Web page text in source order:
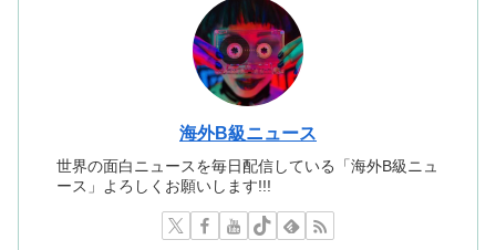
海外B級ニュース
世界の面白ニュースを毎日配信している「海外B級ニュ
ース」よろしくお願いします!!!